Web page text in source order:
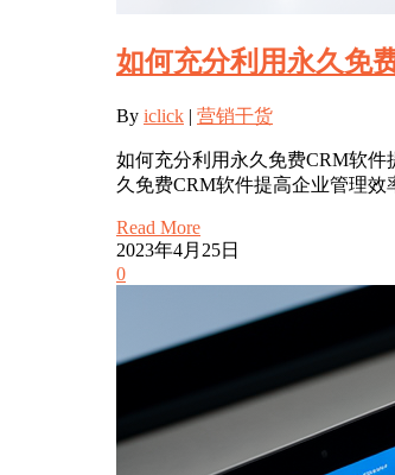
如何充分利用永久免
By iclick | 营销干货
如何充分利用永久免费CRM软
久免费CRM软件提高企业管理
Read More
2023年4月25日
0